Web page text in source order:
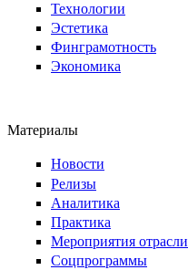
Технологии
Эстетика
Финграмотность
Экономика
Материалы
Новости
Релизы
Аналитика
Практика
Мероприятия отрасли
Соцпрограммы